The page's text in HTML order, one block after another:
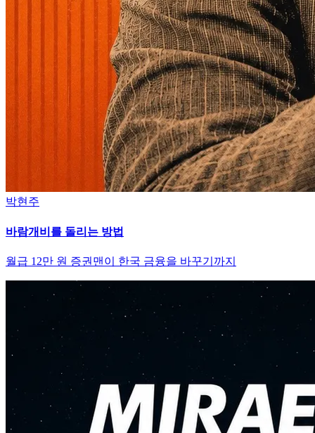
박현주
바람개비를 돌리는 방법
월급 12만 원 증권맨이 한국 금융을 바꾸기까지